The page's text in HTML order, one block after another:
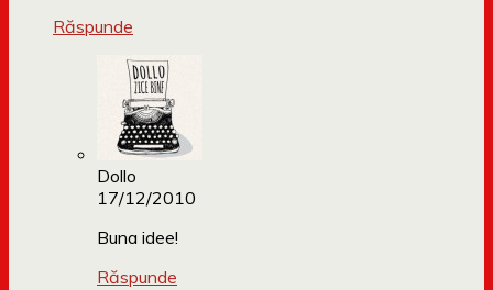
Răspunde
Dollo
17/12/2010
Buna idee!
Răspunde